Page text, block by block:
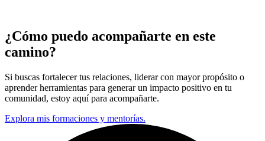
¿Cómo puedo acompañarte en este
camino?
Si buscas fortalecer tus relaciones, liderar con mayor propósito o
aprender herramientas para generar un impacto positivo en tu
comunidad, estoy aquí para acompañarte.
Explora mis formaciones y mentorías.